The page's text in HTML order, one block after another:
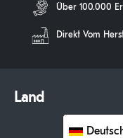
Über 100.000
Direkt Vom
Land